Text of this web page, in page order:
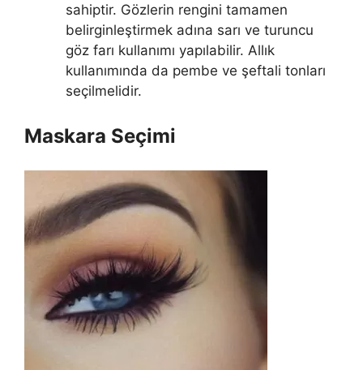
sahiptir. Gözlerin rengini tamamen
belirginleştirmek adına sarı ve turuncu
göz farı kullanımı yapılabilir. Allık
kullanımında da pembe ve şeftali tonları
seçilmelidir.
Maskara Seçimi